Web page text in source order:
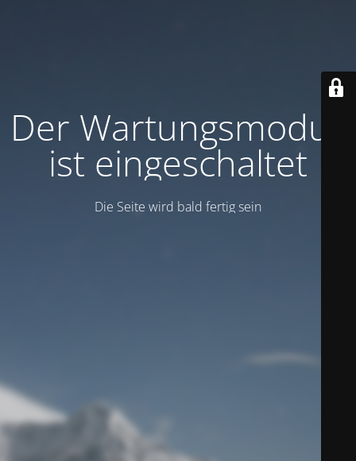
Der Wartungsmodus
ist eingeschaltet
Die Seite wird bald fertig sein